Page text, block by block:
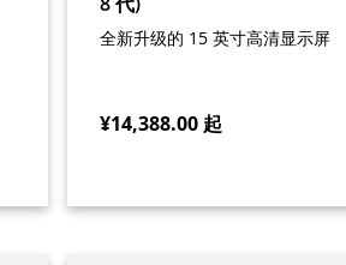
全新升级的 15 英寸高清显示屏
¥14,388.00 起